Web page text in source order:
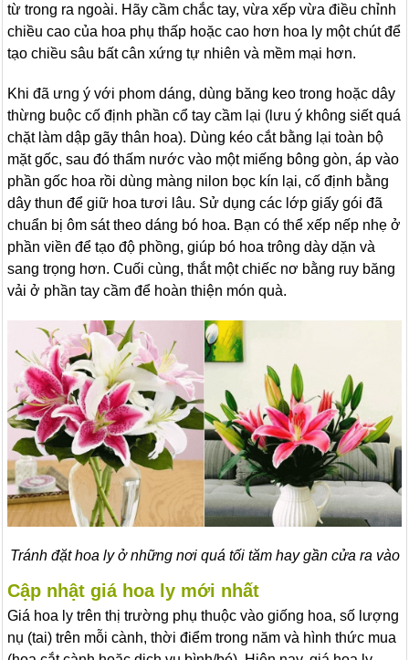
từ trong ra ngoài. Hãy cầm chắc tay, vừa xếp vừa điều chỉnh
chiều cao của hoa phụ thấp hoặc cao hơn hoa ly một chút để
tạo chiều sâu bất cân xứng tự nhiên và mềm mại hơn.
Khi đã ưng ý với phom dáng, dùng băng keo trong hoặc dây
thừng buộc cố định phần cổ tay cầm lại (lưu ý không siết quá
chặt làm dập gãy thân hoa). Dùng kéo cắt bằng lại toàn bộ
mặt gốc, sau đó thấm nước vào một miếng bông gòn, áp vào
phần gốc hoa rồi dùng màng nilon bọc kín lại, cố định bằng
dây thun để giữ hoa tươi lâu. Sử dụng các lớp giấy gói đã
chuẩn bị ôm sát theo dáng bó hoa. Bạn có thể xếp nếp nhẹ ở
phần viền để tạo độ phồng, giúp bó hoa trông dày dặn và
sang trọng hơn. Cuối cùng, thắt một chiếc nơ bằng ruy băng
vải ở phần tay cầm để hoàn thiện món quà.
Tránh đặt hoa ly ở những nơi quá tối tăm hay gần cửa ra vào
Cập nhật giá hoa ly mới nhất
Giá hoa ly trên thị trường phụ thuộc vào giống hoa, số lượng
nụ (tai) trên mỗi cành, thời điểm trong năm và hình thức mua